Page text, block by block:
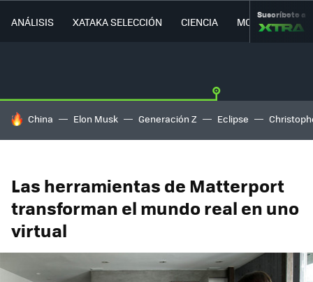
ANÁLISIS XATAKA SELECCIÓN CIENCIA MOVILIDAD
Suscríbete a
HOY SE HABLA DE
China Elon Musk Generación Z Eclipse
Las herramientas de Matterport
transforman el mundo real en uno
virtual